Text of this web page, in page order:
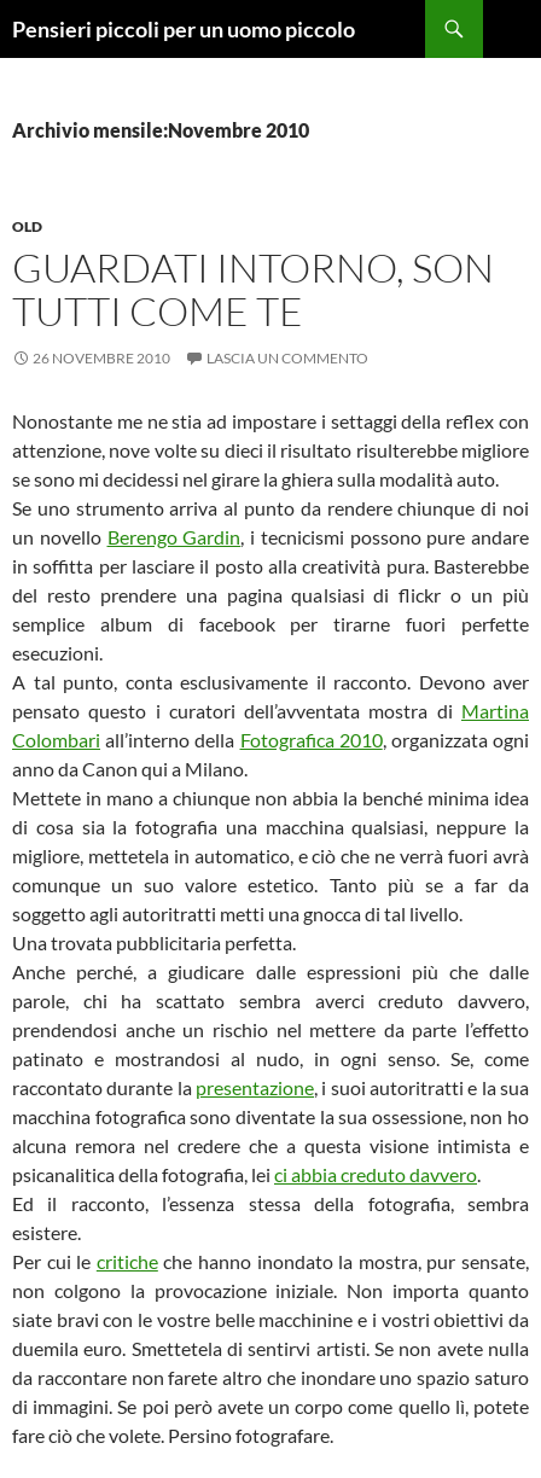
Pensieri piccoli per un uomo piccolo
Archivio mensile:Novembre 2010
OLD
GUARDATI INTORNO, SON
TUTTI COME TE
26 NOVEMBRE 2010 LASCIA UN COMMENTO
Nonostante me ne stia ad impostare i settaggi della reflex con
attenzione, nove volte su dieci il risultato risulterebbe migliore
se sono mi decidessi nel girare la ghiera sulla modalità auto.
Se uno strumento arriva al punto da rendere chiunque di noi
un novello Berengo Gardin, i tecnicismi possono pure andare
in soffitta per lasciare il posto alla creatività pura. Basterebbe
del resto prendere una pagina qualsiasi di flickr o un più
semplice album di facebook per tirarne fuori perfette
esecuzioni.
A tal punto, conta esclusivamente il racconto. Devono aver
pensato questo i curatori dell’avventata mostra di Martina
Colombari all’interno della Fotografica 2010, organizzata ogni
anno da Canon qui a Milano.
Mettete in mano a chiunque non abbia la benché minima idea
di cosa sia la fotografia una macchina qualsiasi, neppure la
migliore, mettetela in automatico, e ciò che ne verrà fuori avrà
comunque un suo valore estetico. Tanto più se a far da
soggetto agli autoritratti metti una gnocca di tal livello.
Una trovata pubblicitaria perfetta.
Anche perché, a giudicare dalle espressioni più che dalle
parole, chi ha scattato sembra averci creduto davvero,
prendendosi anche un rischio nel mettere da parte l’effetto
patinato e mostrandosi al nudo, in ogni senso. Se, come
raccontato durante la presentazione, i suoi autoritratti e la sua
macchina fotografica sono diventate la sua ossessione, non ho
alcuna remora nel credere che a questa visione intimista e
psicanalitica della fotografia, lei ci abbia creduto davvero.
Ed il racconto, l’essenza stessa della fotografia, sembra
esistere.
Per cui le criticheche hanno inondato la mostra, pur sensate,
non colgono la provocazione iniziale. Non importa quanto
siate bravi con le vostre belle macchinine e i vostri obiettivi da
duemila euro. Smettetela di sentirvi artisti. Se non avete nulla
da raccontare non farete altro che inondare uno spazio saturo
di immagini. Se poi però avete un corpo come quello lì, potete
fare ciò che volete. Persino fotografare.